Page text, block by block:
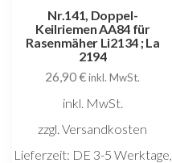
Nr.141, Doppel-
Keilriemen AA84 für
Rasenmäher Li2134 ; La
2194
26,90€ inkl. MwSt.
inkl. MwSt.
zzgl. Versandkosten
Lieferzeit: DE 3-5 Werktage,